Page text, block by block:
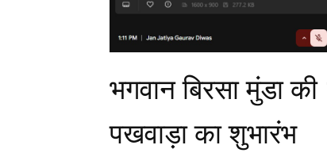
भगवान बिरसा मुंडा
पखवाड़ा का शुभारंभ